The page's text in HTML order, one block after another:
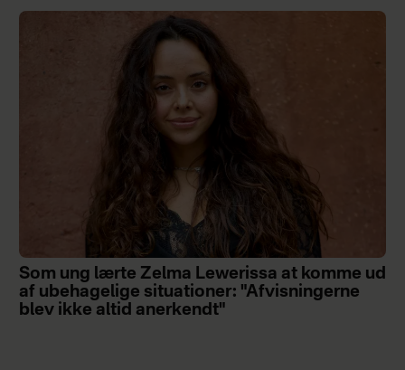
Som ung lærte Zelma Lewerissa at komme ud
af ubehagelige situationer: "Afvisningerne
blev ikke altid anerkendt"